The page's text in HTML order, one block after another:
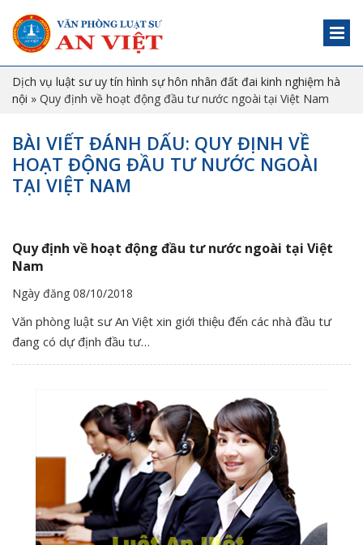
Dịch vụ luật sư uy tín hình sự hôn nhân đất đai kinh nghiệm hà
nội » Quy định về hoạt động đầu tư nước ngoài tại Việt Nam
BÀI VIẾT ĐÁNH DẤU: QUY ĐỊNH VỀ
HOẠT ĐỘNG ĐẦU TƯ NƯỚC NGOÀI
TẠI VIỆT NAM
Quy định về hoạt động đầu tư nước ngoài tại Việt
Nam
Ngày đăng 08/10/2018
Văn phòng luật sư An Việt xin giới thiệu đến các nhà đầu tư
đang có dự định đầu tư…